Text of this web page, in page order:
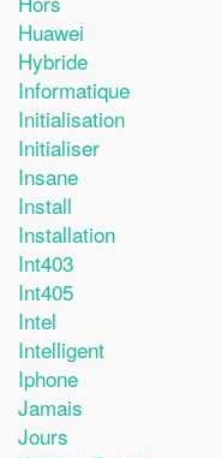
Huawei
Hybride
Informatique
Initialisation
Initialiser
Insane
Install
Installation
Int403
Int405
Intel
Intelligent
Iphone
Jamais
Jours